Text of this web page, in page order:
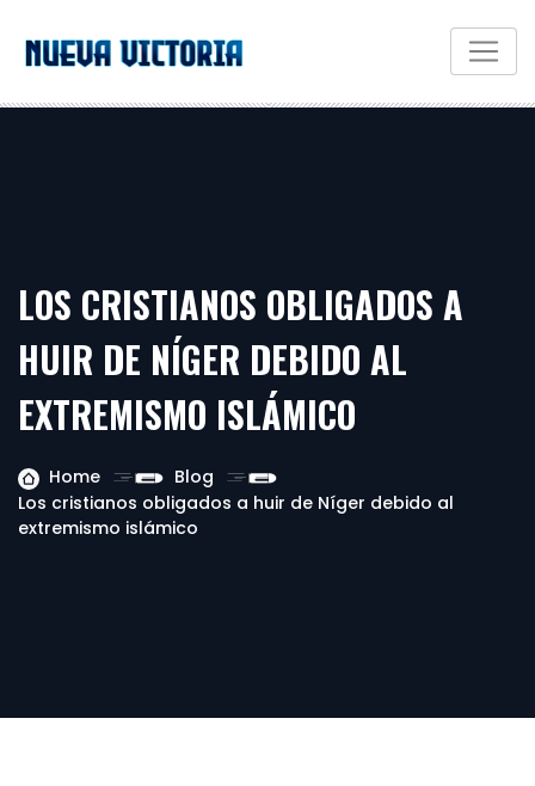
LOS CRISTIANOS OBLIGADOS A
HUIR DE NÍGER DEBIDO AL
EXTREMISMO ISLÁMICO
Home
Blog
Los cristianos obligados a huir de Níger debido al
extremismo islámico